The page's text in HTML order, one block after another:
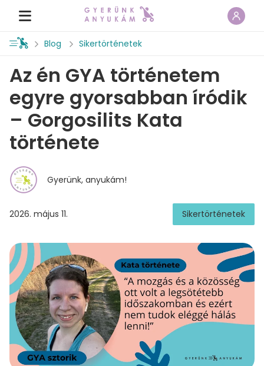
Blog Sikertörténetek
Az én GYA történetem
egyre gyorsabban íródik
– Gorgosilits Kata
története
Gyerünk, anyukám!
2026. május 11. Sikertörténetek